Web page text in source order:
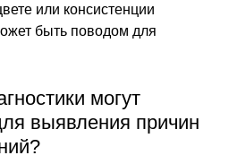
или консистенции
быть поводом для
могут
выявления причин